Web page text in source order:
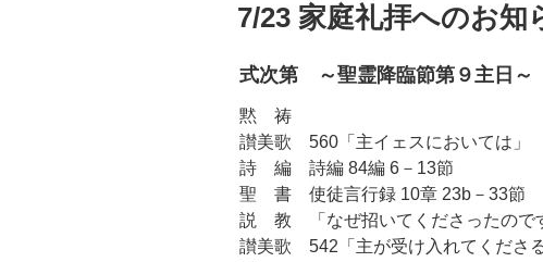
日:
7/23 家庭礼拝へのお知
式次第 ～聖霊降臨節第９主日～
黙 祷
讃美歌 560「主イェスにおいては」
詩 編 詩編 84編 6－13節
聖 書 使徒言行録 10章 23b－33節
説 教 「なぜ招いてくださったので
讃美歌 542「主が受け入れてくださる